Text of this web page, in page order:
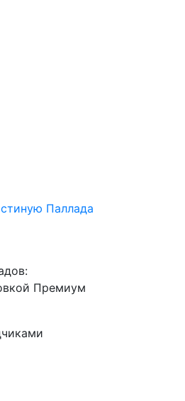
Паллада
Премиум